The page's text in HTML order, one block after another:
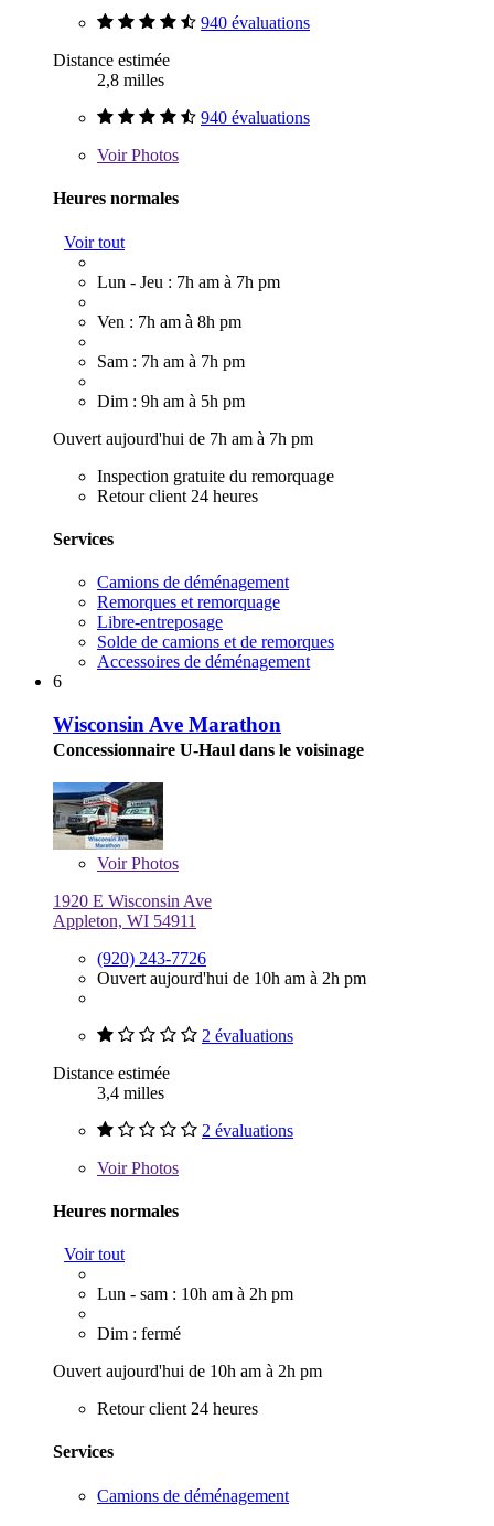
940 évaluations
Distance estimée
2,8 milles
940 évaluations
VoirPhotos
Heures normales
Voir tout
Lun - Jeu : 7h am à 7h pm
Ven : 7h am à 8h pm
Sam : 7h am à 7h pm
Dim : 9h am à 5h pm
Ouvert aujourd'hui de 7h am à 7h pm
Inspection gratuite du remorquage
Retour client 24 heures
Services
Camions de déménagement
Remorques et remorquage
Libre-entreposage
Solde de camions et de remorques
Accessoires de déménagement
6
Wisconsin Ave Marathon
Concessionnaire U-Haul dans le voisinage
VoirPhotos
1920 E Wisconsin Ave
Appleton, WI 54911
(920) 243-7726
Ouvert aujourd'hui de 10h am à 2h pm
2 évaluations
Distance estimée
3,4 milles
2 évaluations
VoirPhotos
Heures normales
Voir tout
Lun - sam : 10h am à 2h pm
Dim : fermé
Ouvert aujourd'hui de 10h am à 2h pm
Retour client 24 heures
Services
Camions de déménagement